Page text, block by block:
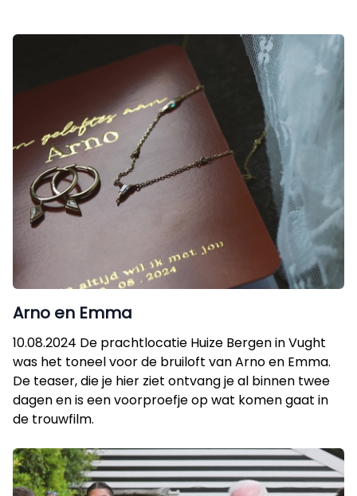
Arno en Emma
10.08.2024 De prachtlocatie Huize Bergen in Vught
was het toneel voor de bruiloft van Arno en Emma.
De teaser, die je hier ziet ontvang je al binnen twee
dagen en is een voorproefje op wat komen gaat in
de trouwfilm.